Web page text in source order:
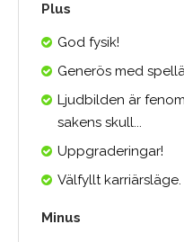
Plus
God fysik!
Generös med
Ljudbilden är
sakens skull...
Uppgraderingar!
Välfyllt karriärsläge.
Minus